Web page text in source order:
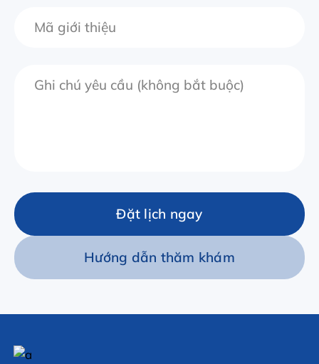
Đặt lịch ngay
Hướng dẫn thăm khám